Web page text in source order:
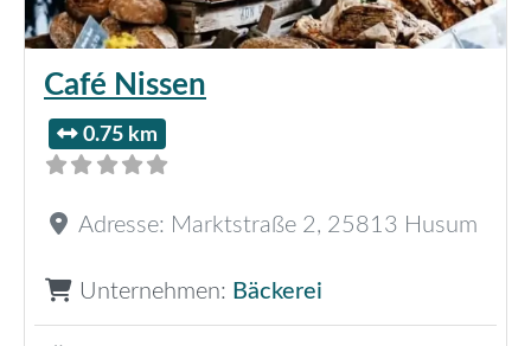
Café Nissen
0.75 km
Adresse: Marktstraße 2, 25813 Husum
Unternehmen: Bäckerei